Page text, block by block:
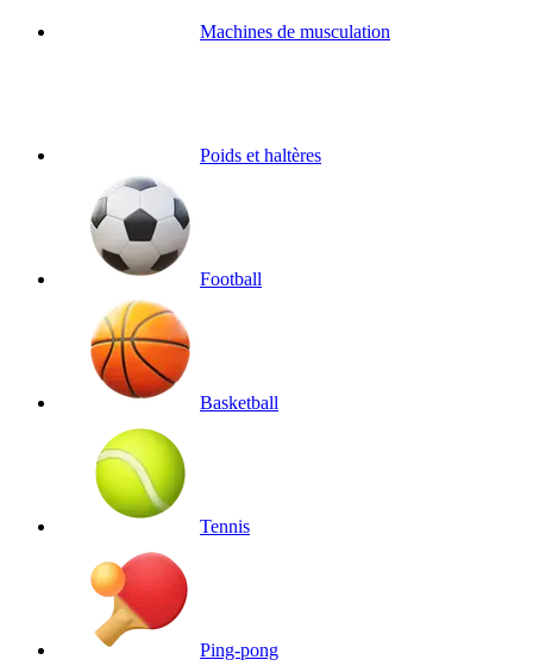
Machines de musculation
Poids et haltères
Football
Basketball
Tennis
Ping-pong